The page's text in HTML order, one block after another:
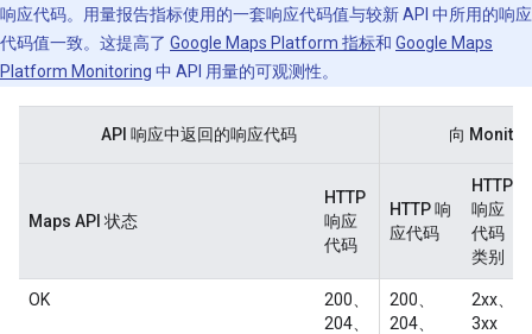
响应代码。用量报告指标使用的一套响应代码值与较新 API 中所用的响应
代码值一致。这提高了 Google Maps Platform 指标和 Google Maps
Platform Monitoring 中 API 用量的可观测性。
API 响应中返回的响应代码 向
Maps API 状态
HTTP
响应
代码
HTTP 响
应代码
HTTP
响应
代码
类别
OK
200、
204、
200、
204、
2xx、
3xx